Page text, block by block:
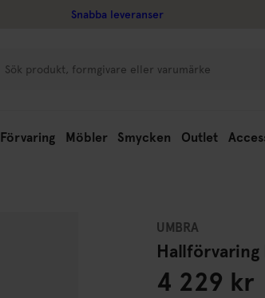
Snabba leveranser
Förvaring Möbler Smycken Outlet
UMBRA
Hallförvaring
4 229 kr